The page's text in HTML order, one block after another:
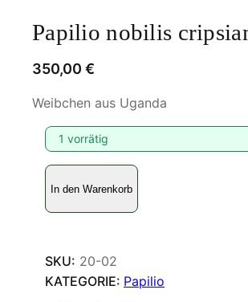
Papilio nobilis
350,00 €
Weibchen aus Uganda
1 vorrätig
P
p
l
i
In den Warenkorb
SKU: 20-02
KATEGORIE: Papilio